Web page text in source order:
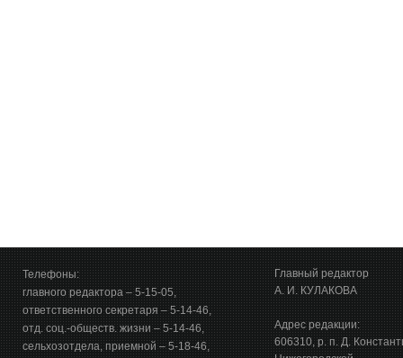
Телефоны:
главного редактора – 5-15-05,
ответственного секретаря – 5-14-46,
отд. соц.-обществ. жизни – 5-14-46,
сельхозотдела, приемной – 5-18-46,
Главный редактор
А. И. КУЛАКОВА
Адрес редакции:
606310, р. п. Д.